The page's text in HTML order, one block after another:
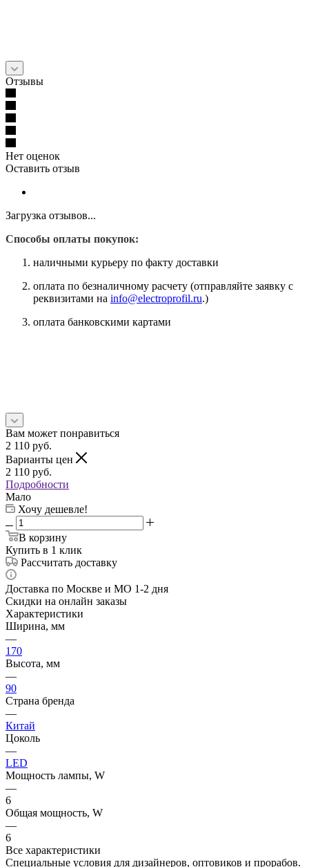
Отзывы
Нет оценок
Оставить отзыв
Загрузка отзывов...
Способы оплаты покупок:
наличными курьеру по факту доставки
оплата по безналичному расчету (отправляйте заявку с
реквизитами на info@electroprofil.ru.)
оплата банковскими картами
Вам может понравиться
2 110 руб.
Варианты цен
2 110 руб.
Подробности
Мало
Хочу дешевле!
В корзину
Купить в 1 клик
Рассчитать доставку
Доставка по Москве и МО 1-2 дня
Скидки на онлайн заказы
Характеристики
Ширина, мм
—
170
Высота, мм
—
90
Страна бренда
—
Китай
Цоколь
—
LED
Мощность лампы, W
—
6
Общая мощность, W
—
6
Все характеристики
Специальные условия для дизайнеров, оптовиков и прорабов.